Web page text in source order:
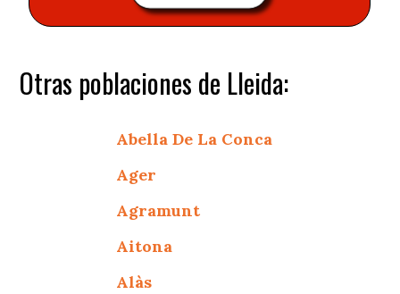
Otras poblaciones de Lleida:
Abella De La Conca
Ager
Agramunt
Aitona
Alàs